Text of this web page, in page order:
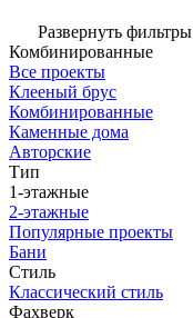
Развернуть фильтры
Комбинированные
Все проекты
Клееный брус
Комбинированные
Каменные дома
Авторские
Тип
1-этажные
2-этажные
Популярные проекты
Бани
Стиль
Классический стиль
Фахверк